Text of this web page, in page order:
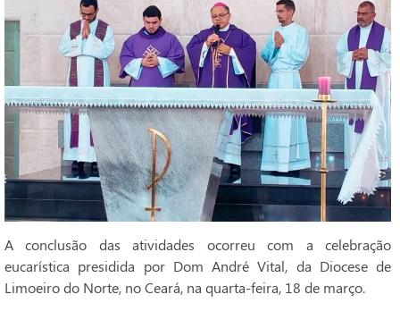
A conclusão das atividades ocorreu com a celebração
eucarística presidida por Dom André Vital, da Diocese de
Limoeiro do Norte, no Ceará, na quarta-feira, 18 de março.